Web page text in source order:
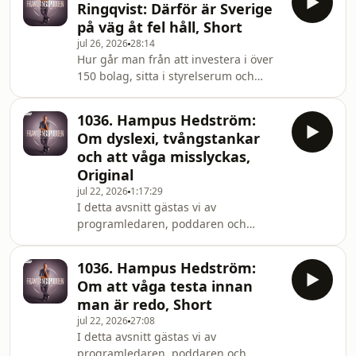
Centerpartiets partiledare Elisabeth
Thand Ringqvist podden för ett
samtal om makt, entreprenörskap,
politik och Sveriges framtid.Vi pratar
om de intensiva första månaderna
som partiledare, varför hon medvetet
valt att stänga ute
Ringqvist: Därför är Sverige
på väg åt fel håll, Short
jul 26, 202628:14
Hur går man från att investera i över
150 bolag, sitta i styrelserum och
partier? I detta avsnitt gästar
Centerpartiets partiledare Elisabeth
Thand Ringqvist podden för ett
samtal om makt, entreprenörskap,
politik och Sveriges framtid.Vi pratar
om de intensiva första månaderna
som partiledare, varför hon medvetet
valt att stänga ute
1036. Hampus Hedström:
Om dyslexi, tvångstankar
och att våga misslyckas,
Original
jul 22, 2026 1:17:29
I detta avsnitt gästas vi av
programledaren, poddaren och
Youtube-succéer och
standupföreställningar. Hampus
berättar om åren som trollkarl, de
första stegen inom humor och hur
man fortsätter skapa relevant innehåll
1036. Hampus Hedström:
Om att våga testa innan
man är redo, Short
jul 22, 202627:08
I detta avsnitt gästas vi av